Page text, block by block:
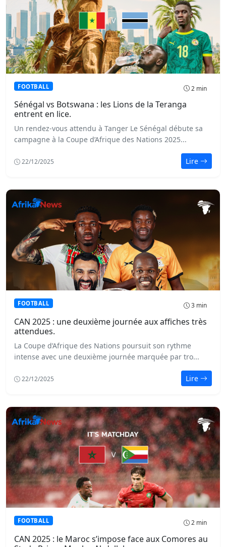
FOOTBALL 2 min
Sénégal vs Botswana : les Lions de la Teranga
entrent en lice.
Un rendez-vous attendu à Tanger Le Sénégal débute sa
campagne à la Coupe d’Afrique des Nations 2025...
22/12/2025 Lire
FOOTBALL 3 min
CAN 2025 : une deuxième journée aux affiches très
attendues.
La Coupe d’Afrique des Nations poursuit son rythme
intense avec une deuxième journée marquée par tro...
22/12/2025 Lire
FOOTBALL 2 min
CAN 2025 : le Maroc s’impose face aux Comores au